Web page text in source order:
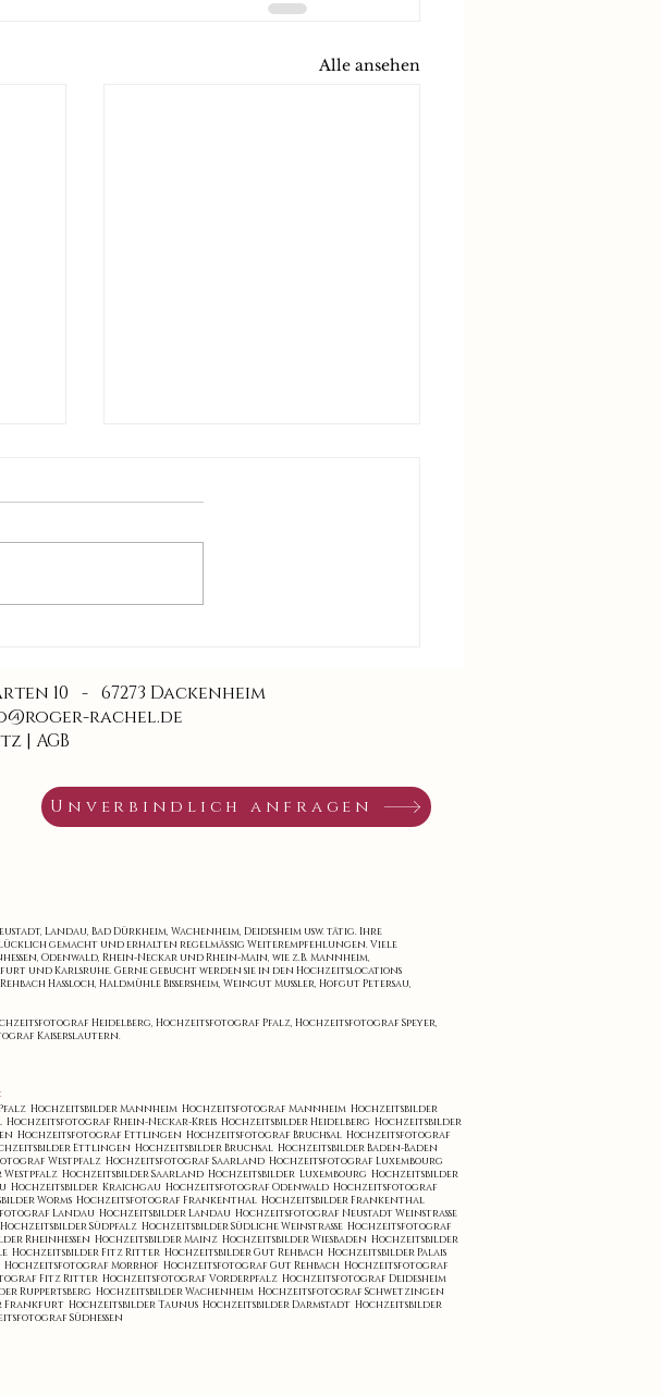
Alle ansehen
10 - 67273 Dackenheim
rachel.de
| AGB
Unverbindlich anfragen
Landau, Bad Dürkheim, Wachenheim, Deidesheim usw. tätig. Ihre
gemacht und erhalten regelmäßig Weiterempfehlungen. Viele
Odenwald, Rhein-Neckar und Rhein-Main, wie z.B. Mannheim,
und Karlsruhe. Gerne gebucht werden sie in den Hochzeitslocations
Hassloch, Haldmühle Bissersheim, Weingut Mussler, Hofgut Petersau,
Heidelberg, Hochzeitsfotograf Pfalz, Hochzeitsfotograf Speyer,
Kaiserslautern.
Hochzeitsbilder Mannheim Hochzeitsfotograf Mannheim Hochzeitsbilder
Hochzeitsfotograf Rhein-Neckar-Kreis Hochzeitsbilder Heidelberg Hochzeitsbilder
Hochzeitsfotograf Ettlingen Hochzeitsfotograf Bruchsal Hochzeitsfotograf
Ettlingen Hochzeitsbilder Bruchsal Hochzeitsbilder Baden-Baden
Westpfalz Hochzeitsfotograf Saarland Hochzeitsfotograf Luxembourg
Westpfalz Hochzeitsbilder Saarland Hochzeitsbilder Luxembourg Hochzeitsbilder
Hochzeitsbilder Kraichgau Hochzeitsfotograf Odenwald Hochzeitsfotograf
Worms Hochzeitsfotograf Frankenthal Hochzeitsbilder Frankenthal
Landau Hochzeitsbilder Landau Hochzeitsfotograf Neustadt Weinstrasse
Hochzeitsbilder Südpfalz Hochzeitsbilder Südliche Weinstrasse Hochzeitsfotograf
Rheinhessen Hochzeitsbilder Mainz Hochzeitsbilder Wiesbaden Hochzeitsbilder
Hochzeitsbilder Fitz Ritter Hochzeitsbilder Gut Rehbach Hochzeitsbilder Palais
Hochzeitsfotograf Morrhof Hochzeitsfotograf Gut Rehbach Hochzeitsfotograf
Fitz Ritter Hochzeitsfotograf Vorderpfalz Hochzeitsfotograf Deidesheim
Ruppertsberg Hochzeitsbilder Wachenheim Hochzeitsfotograf Schwetzingen
Frankfurt Hochzeitsbilder Taunus Hochzeitsbilder Darmstadt Hochzeitsbilder
Südhessen